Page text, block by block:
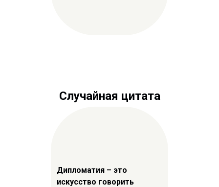
Случайная цитата
Дипломатия – это
искусство говорить